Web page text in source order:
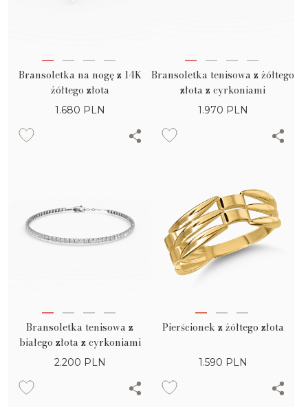
Bransoletka na nogę z 14K
żółtego złota
1.680 PLN
Bransoletka tenisowa z żółtego
złota z cyrkoniami
1.970 PLN
Bransoletka tenisowa z
białego złota z cyrkoniami
2.200 PLN
Pierścionek z żółtego złota
1.590 PLN